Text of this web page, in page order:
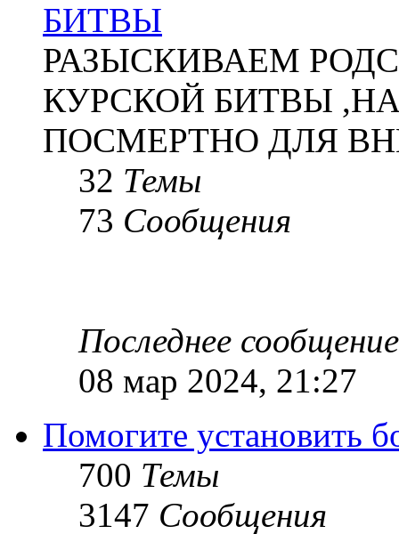
БИТВЫ
РАЗЫСКИВАЕМ
КУРСКОЙ БИТВЫ
ПОСМЕРТНО ДЛЯ
32 Темы
73 Сообщения
Последнее сообщение
08 мар 2024, 21:27
Помогите установить
700 Темы
3147 Сообщения